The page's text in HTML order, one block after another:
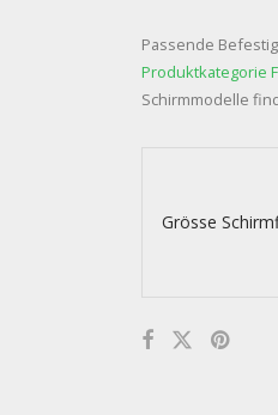
Passende
Produktkategorie
Schirmmodelle
Grösse